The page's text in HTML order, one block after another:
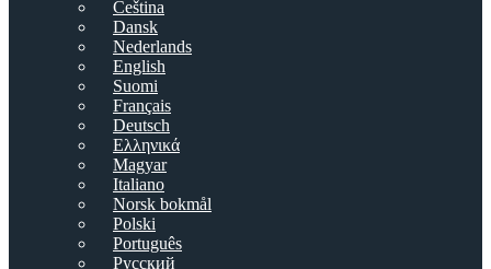
Čeština
Dansk
Nederlands
English
Suomi
Français
Deutsch
Ελληνικά
Magyar
Italiano
Norsk bokmål
Polski
Português
Русский